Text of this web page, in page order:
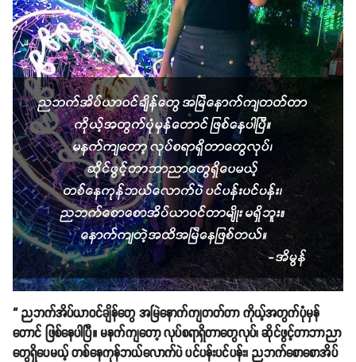
“ ညဘက်အိပ်ယာဝင်ချိန်တွေ အမြဲနောက်ကျတတ်တာ ကိုယ့်အတွက်ပုံမှန်
တောင် ဖြစ်နေပါပြီ။ မနက်ကျတော့ လုပ်စရာရှိတာတွေလုပ်၊ ဆိုင်ဖွင့်တာဘာညာ
တွေရှိပေမယ့် တစ်နေကုန်ဘယ်လောက်ပဲ ပင်ပန်းပင်ပန်း၊ ညဘက်စောစောအိပ်